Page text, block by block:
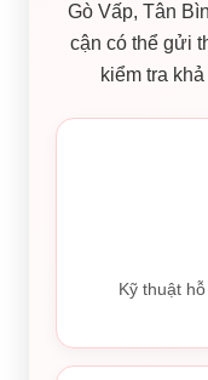
Gò Vấp, Tân
cận có thể gửi
kiểm tra
Kỹ thuật